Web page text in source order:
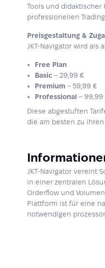
Tools und didaktischer
professionellen
Preisgestaltung &
JKT-Navigator wird
Free Plan
Basic – 29,99 €
Premium – 59,99 €
Professional – 99,99
Diese abgestuften
die am besten zu
JKT-Navigator vereint
in einer zentralen
Orderflow und
Plattform ist für eine
notwendigen